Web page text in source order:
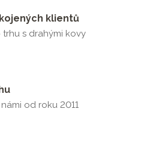
klientů
trhu s drahými kovy
od roku 2011